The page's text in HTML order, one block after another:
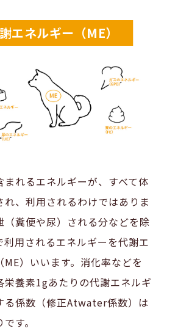
エネルギー（ME）
まれるエネルギーが、すべて体
れ、利用されるわけではありま
（糞便や尿）される分などを除
利用されるエネルギーを代謝エ
ME）いいます。消化率などを
栄養素1gあたりの代謝エネルギ
る係数（修正Atwater係数）は
す。